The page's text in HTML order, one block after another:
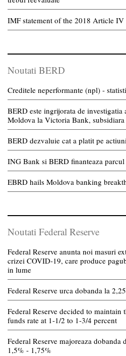
IMF statement of the 2018 Article
Noutati BERD
Creditele neperformante (npl) -
BERD este ingrijorata de
Moldova la Victoria Bank,
BERD dezvaluie cat a platit pe
ING Bank si BERD finanteaza
EBRD hails Moldova banking
Noutati Federal Reserve
Federal Reserve anunta noi masuri
crizei COVID-19, care produce
in lume
Federal Reserve urca dobanda la
Federal Reserve decided to maintain
funds rate at 1-1/2 to 1-3/4 percent
Federal Reserve majoreaza
1,5% - 1,75%